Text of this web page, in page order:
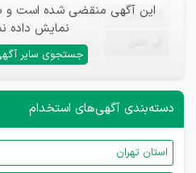
این آگهی منقضی شده است و
نمایش داده
جستجوی سایر
ایمیل —
—
دسته‌بندی آگهی‌های استخدام
استان تهران